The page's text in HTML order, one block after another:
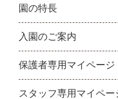
園の特長
入園のご案内
保護者専用マイページ
スタッフ専用マイペー